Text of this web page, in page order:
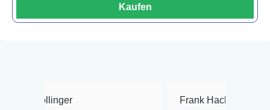
Kaufen
Frank Hackmayer